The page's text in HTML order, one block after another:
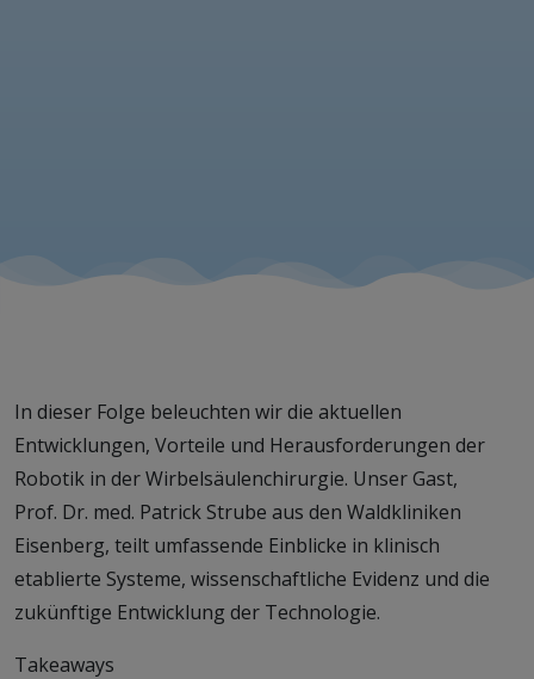
In dieser Folge beleuchten wir die aktuellen
Entwicklungen, Vorteile und Herausforderungen der
Robotik in der Wirbelsäulenchirurgie. Unser Gast,
Prof. Dr. med. Patrick Strube aus den Waldkliniken
Eisenberg, teilt umfassende Einblicke in klinisch
etablierte Systeme, wissenschaftliche Evidenz und die
zukünftige Entwicklung der Technologie.
Takeaways